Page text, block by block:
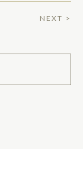
NEXT >